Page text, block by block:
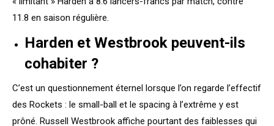
11.8 en saison régulière.
Harden et Westbrook peuvent-ils
cohabiter ?
C’est un questionnement éternel lorsque l’on regarde l’effectif
des Rockets : le small-ball et le spacing à l’extrême y est
prôné. Russell Westbrook affiche pourtant des faiblesses qui